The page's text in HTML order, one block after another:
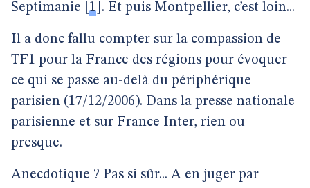
Septimanie
1 . Et puis Montpellier, c’est loin...
Il a donc fallu compter sur la compassion de
TF1 pour la France des régions pour évoquer
ce qui se passe au-delà du périphérique
parisien (17/12/2006). Dans la presse nationale
parisienne et sur France Inter, rien ou
presque.
Anecdotique ? Pas si sûr... A en juger par